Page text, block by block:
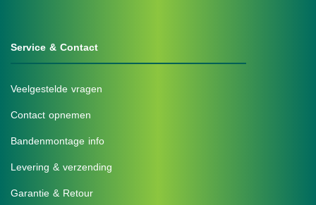
Service & Contact
Veelgestelde vragen
Contact opnemen
Bandenmontage info
Levering & verzending
Garantie & Retour